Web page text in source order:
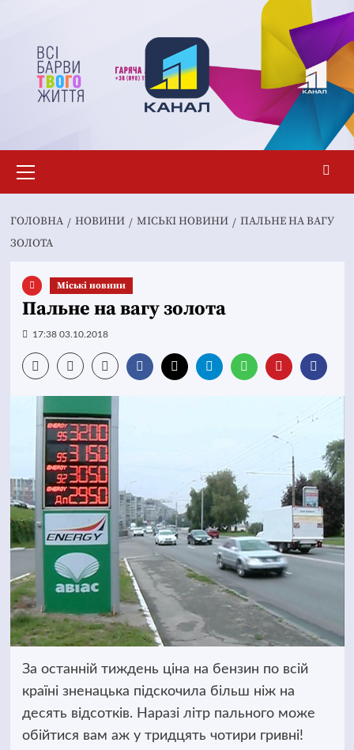
вмісту
меню
ГОЛОВНА НОВИНИ MІСЬКІ НОВИНИ
ПАЛЬНЕ НА ВАГУ
ЗОЛОТА
Mіські новини
Пальне на вагу золота
17:38 03.10.2018
За останній тиждень ціна на бензин по всій
країні зненацька підскочила більш ніж на
десять відсотків. Наразі літр пального може
обійтися вам аж у тридцять чотири гривні!